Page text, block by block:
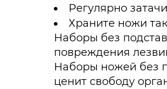
Регулярно
Храните ножи
Наборы без
повреждения
Наборы ножей без
ценит свободу